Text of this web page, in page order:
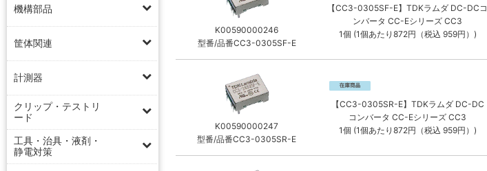
機構部品
筐体関連
計測器
クリップ・テストリ
ード
工具・治具・液剤・
静電対策
K00590000246
型番/品番CC3-0305SF-E
【CC3-0305SF-E】TDKラムダ DC-DCコ
ンバータ CC-Eシリーズ CC3
1個 (1個あたり872円（税込 959円）)
K00590000247
型番/品番CC3-0305SR-E
【CC3-0305SR-E】TDKラムダ DC-DC
コンバータ CC-Eシリーズ CC3
1個 (1個あたり872円（税込 959円）)